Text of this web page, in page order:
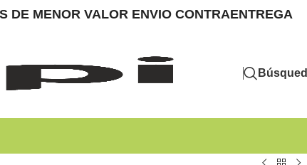
MENOR VALOR ENVIO CONTRAENTREGA